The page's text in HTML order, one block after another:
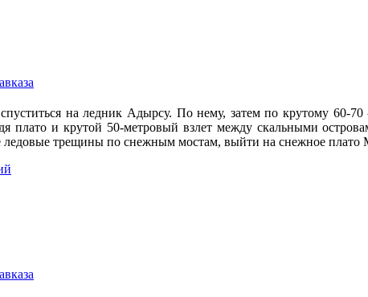
на ледник Адырсу. По нему, затем по крутому 60-70
плато и крутой 50-метровый взлет между скальными
трещины по снежным мостам, выйти на снежное плато